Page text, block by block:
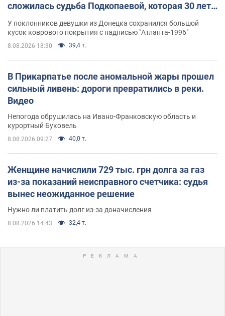
сложилась судьба Подкопаевой, которая 30 лет
назад завоевала "золото" Олимпиады
У поклонников девушки из Донецка сохранился большой
кусок коврового покрытия с надписью "Атланта-1996"
8.08.2026 18:30 39,4 т.
В Прикарпатье после аномальной жары прошел
сильный ливень: дороги превратились в реки.
Видео
Непогода обрушилась на Ивано-Франковскую область и
курортный Буковель
8.08.2026 09:27 40,0 т.
Женщине начислили 729 тыс. грн долга за газ
из-за показаний неисправного счетчика: судья
вынес неожиданное решение
Нужно ли платить долг из-за доначисления
8.08.2026 14:43 32,4 т.